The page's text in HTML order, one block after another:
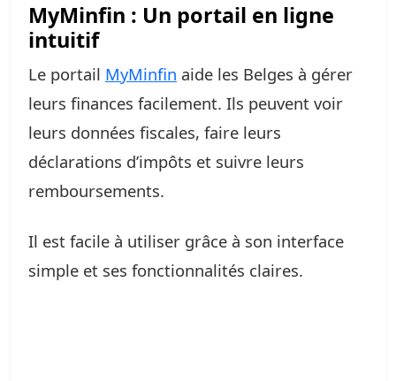
MyMinfin : Un portail en ligne
intuitif
Le portail MyMinfin aide les Belges à gérer
leurs finances facilement. Ils peuvent voir
leurs données fiscales, faire leurs
déclarations d’impôts et suivre leurs
remboursements.
Il est facile à utiliser grâce à son interface
simple et ses fonctionnalités claires.